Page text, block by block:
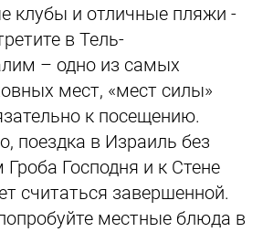
клубы и отличные пляжи -
в Тель-
– одно из самых
мест, «мест силы»
к посещению.
поездка в Израиль без
Господня и к Стене
считаться завершенной.
местные блюда в